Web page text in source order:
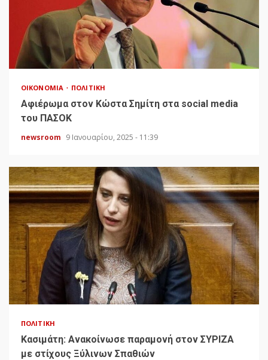
ΟΙΚΟΝΟΜΊΑ ΠΟΛΙΤΙΚΉ
Αφιέρωμα στον Κώστα Σημίτη στα social media
του ΠΑΣΟΚ
newsroom 9 Ιανουαρίου, 2025 - 11:39
ΠΟΛΙΤΙΚΉ
Κασιμάτη: Ανακοίνωσε παραμονή στον ΣΥΡΙΖΑ
με στίχους Ξύλινων Σπαθιών